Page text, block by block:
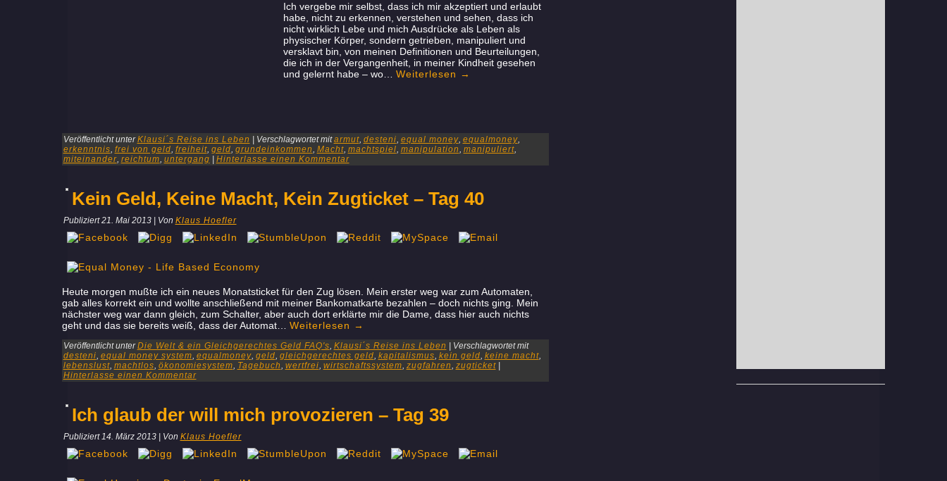
Ich vergebe mir selbst, dass ich mir akzeptiert und erlaubt
habe, nicht zu erkennen, verstehen und sehen, dass ich
nicht wirklich Lebe und mich Ausdrücke als Leben als
physischer Körper, sondern getrieben, manipuliert und
versklavt bin, von meinen Definitionen und Beurteilungen,
die ich in der Vergangenheit, in meiner Kindheit gesehen
und gelernt habe – wo… Weiterlesen →
Veröffentlicht unter Klausi´s Reise ins Leben Verschlagwortet mit armut, desteni, equal money, equalmoney,
erkenntnis, frei von geld, freiheit, geld, grundeinkommen, Macht, machtspiel, manipulation, manipuliert,
miteinander, reichtum, untergang Hinterlasse einen Kommentar
Kein Geld, Keine Macht, Kein Zugticket – Tag 40
Publiziert 21. Mai 2013| Von Klaus Hoefler
Heute morgen mußte ich ein neues Monatsticket für den Zug lösen. Mein erster weg war zum Automaten,
gab alles korrekt ein und wollte anschließend mit meiner Bankomatkarte bezahlen – doch nichts ging. Mein
nächster weg war dann gleich, zum Schalter, aber auch dort erklärte mir die Dame, dass hier auch nichts
geht und das sie bereits weiß, dass der Automat… Weiterlesen →
Veröffentlicht unter Die Welt & ein Gleichgerechtes Geld FAQ's, Klausi´s Reise ins Leben
Verschlagwortet mit
desteni, equal money system, equalmoney, geld, gleichgerechtes geld, kapitalismus, kein geld, keine macht,
lebenslust, machtlos, ökonomiesystem, Tagebuch, wertfrei, wirtschaftssystem, zugfahren, zugticket|
Hinterlasse einen Kommentar
Ich glaub der will mich provozieren – Tag 39
Publiziert 14. März 2013| Von Klaus Hoefler